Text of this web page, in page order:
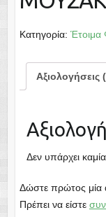
Κατηγορία: Έτοιμα
Αξιολογήσεις
Δεν υπάρχει
Δώστε πρώτος μία
Πρέπει να είστε